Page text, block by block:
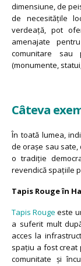
dimensiune, de
de necesitățile
verdeață, pot
amenajate
comunitare
(monumente,
Câteva
În toată lumea,
de orașe sau sate,
o tradiție
revendică spațiile
Tapis Rouge în
Tapis Rouge este
a suferit mult
acces la
spațiu a fost creat
comunitate și